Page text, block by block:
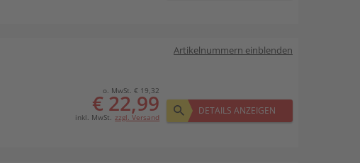
Artikelnummern einblenden
o. MwSt. € 19,32
€ 22,99
inkl. MwSt. zzgl. Versand
DETAILS ANZEIGEN